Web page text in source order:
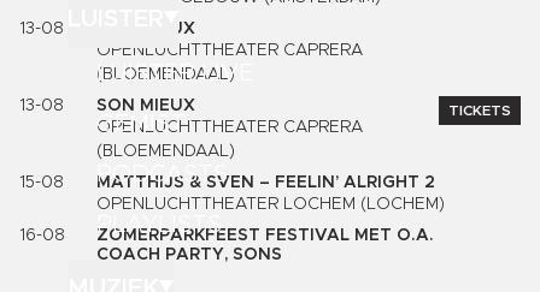
LUISTER LIVE
GEMIST
PODCASTS
PLAYLISTS
13-08
SON MIEUX
OPENLUCHTTHEATER CAPRERA
(BLOEMENDAAL)
13-08
SON MIEUX
OPENLUCHTTHEATER CAPRERA
(BLOEMENDAAL)
TICKETS
15-08
MATTHIJS & SVEN – FEELIN’ ALRIGHT 2
OPENLUCHTTHEATER LOCHEM (LOCHEM)
16-08
ZOMERPARKFEEST FESTIVAL MET O.A.
COACH PARTY, SONS